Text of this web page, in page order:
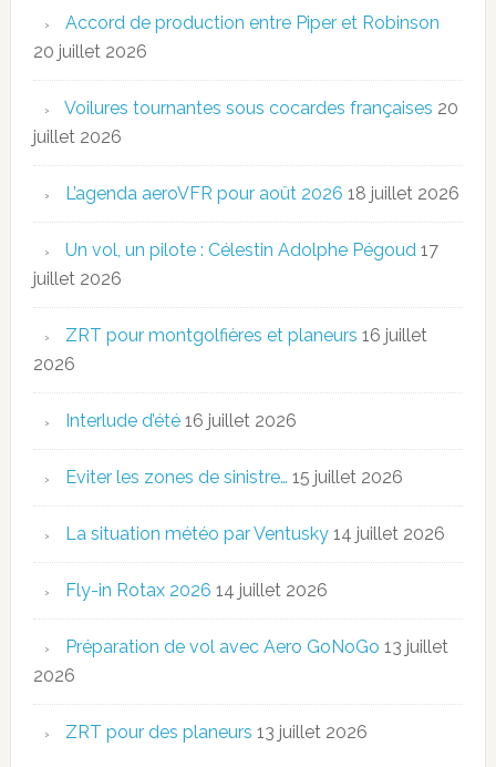
Accord de production entre Piper et Robinson
20 juillet 2026
Voilures tournantes sous cocardes françaises 20
juillet 2026
L’agenda aeroVFR pour août 2026 18 juillet 2026
Un vol, un pilote : Célestin Adolphe Pégoud 17
juillet 2026
ZRT pour montgolfières et planeurs 16 juillet
2026
Interlude d’été 16 juillet 2026
Eviter les zones de sinistre… 15 juillet 2026
La situation météo par Ventusky 14 juillet 2026
Fly-in Rotax 2026 14 juillet 2026
Préparation de vol avec Aero GoNoGo 13 juillet
2026
ZRT pour des planeurs 13 juillet 2026